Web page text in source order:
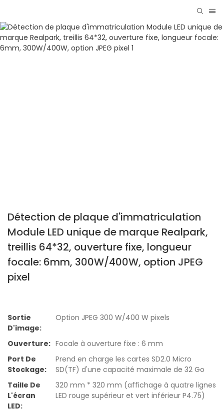
Détection de plaque d'immatriculation
Module LED unique de marque Realpark,
treillis 64*32, ouverture fixe, longueur
focale: 6mm, 300W/400W, option JPEG
pixel
Sortie
D'image:
Option JPEG 300 W/400 W pixels
Ouverture: Focale à ouverture fixe : 6 mm
Port De
Stockage:
Prend en charge les cartes SD2.0 Micro
SD(TF) d'une capacité maximale de 32 Go
Taille De
L'écran
LED:
320 mm * 320 mm (affichage à quatre lignes
LED rouge supérieur et vert inférieur P4.75)